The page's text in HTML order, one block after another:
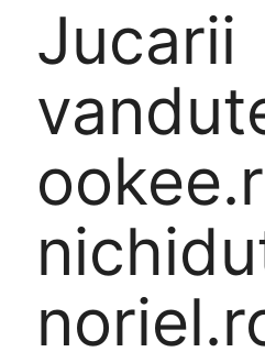
Jucarii